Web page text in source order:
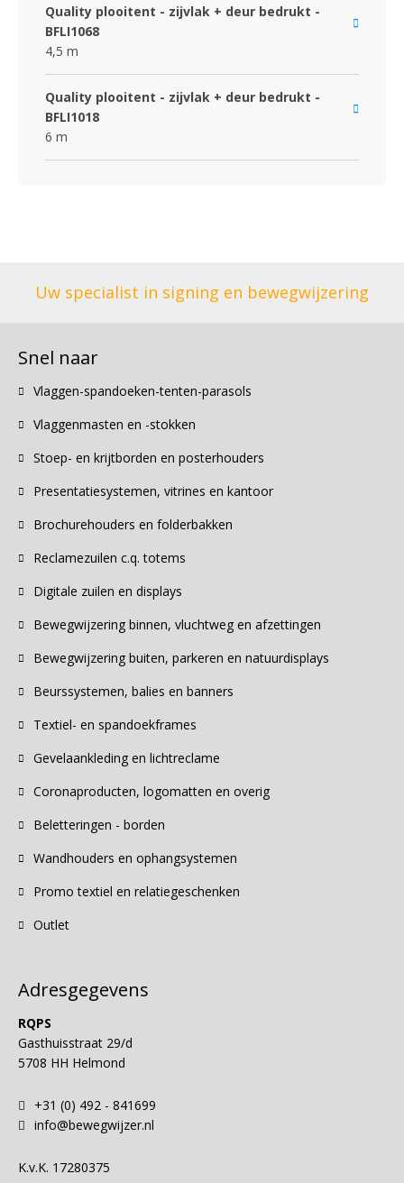
Quality plooitent - zijvlak + deur bedrukt -
BFLI1068
4,5 m
Quality plooitent - zijvlak + deur bedrukt -
BFLI1018
6 m
Uw specialist in signing en bewegwijzering
Adresgegevens
RQPS
Gasthuisstraat 29/d
5708 HH Helmond
+31 (0) 492 - 841699
info@bewegwijzer.nl
K.v.K. 17280375
Snel naar
Vlaggen-spandoeken-tenten-parasols
Vlaggenmasten en -stokken
Stoep- en krijtborden en posterhouders
Presentatiesystemen, vitrines en kantoor
Brochurehouders en folderbakken
Reclamezuilen c.q. totems
Digitale zuilen en displays
Bewegwijzering binnen, vluchtweg en afzettingen
Bewegwijzering buiten, parkeren en natuurdisplays
Beurssystemen, balies en banners
Textiel- en spandoekframes
Gevelaankleding en lichtreclame
Coronaproducten, logomatten en overig
Beletteringen - borden
Wandhouders en ophangsystemen
Promo textiel en relatiegeschenken
Outlet